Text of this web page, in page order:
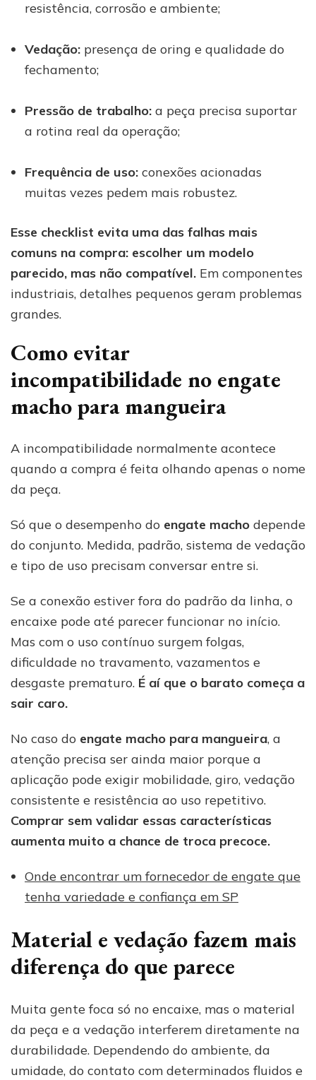
resistência, corrosão e ambiente;
Vedação: presença de oring e qualidade do
fechamento;
Pressão de trabalho: a peça precisa suportar
a rotina real da operação;
Frequência de uso: conexões acionadas
muitas vezes pedem mais robustez.
Esse checklist evita uma das falhas mais
comuns na compra: escolher um modelo
parecido, mas não compatível. Em componentes
industriais, detalhes pequenos geram problemas
grandes.
Como evitar
incompatibilidade no engate
macho para mangueira
A incompatibilidade normalmente acontece
quando a compra é feita olhando apenas o nome
da peça.
Só que o desempenho do engate macho depende
do conjunto. Medida, padrão, sistema de vedação
e tipo de uso precisam conversar entre si.
Se a conexão estiver fora do padrão da linha, o
encaixe pode até parecer funcionar no início.
Mas com o uso contínuo surgem folgas,
dificuldade no travamento, vazamentos e
desgaste prematuro. É aí que o barato começa a
sair caro.
No caso do engate macho para mangueira, a
atenção precisa ser ainda maior porque a
aplicação pode exigir mobilidade, giro, vedação
consistente e resistência ao uso repetitivo.
Comprar sem validar essas características
aumenta muito a chance de troca precoce.
Onde encontrar um fornecedor de engate que
tenha variedade e confiança em SP
Material e vedação fazem mais
diferença do que parece
Muita gente foca só no encaixe, mas o material
da peça e a vedação interferem diretamente na
durabilidade. Dependendo do ambiente, da
umidade, do contato com determinados fluidos e